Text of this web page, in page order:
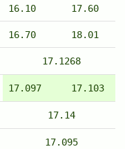
16.10 17.60
16.70 18.01
17.1268
17.097 17.103
17.14
17.095